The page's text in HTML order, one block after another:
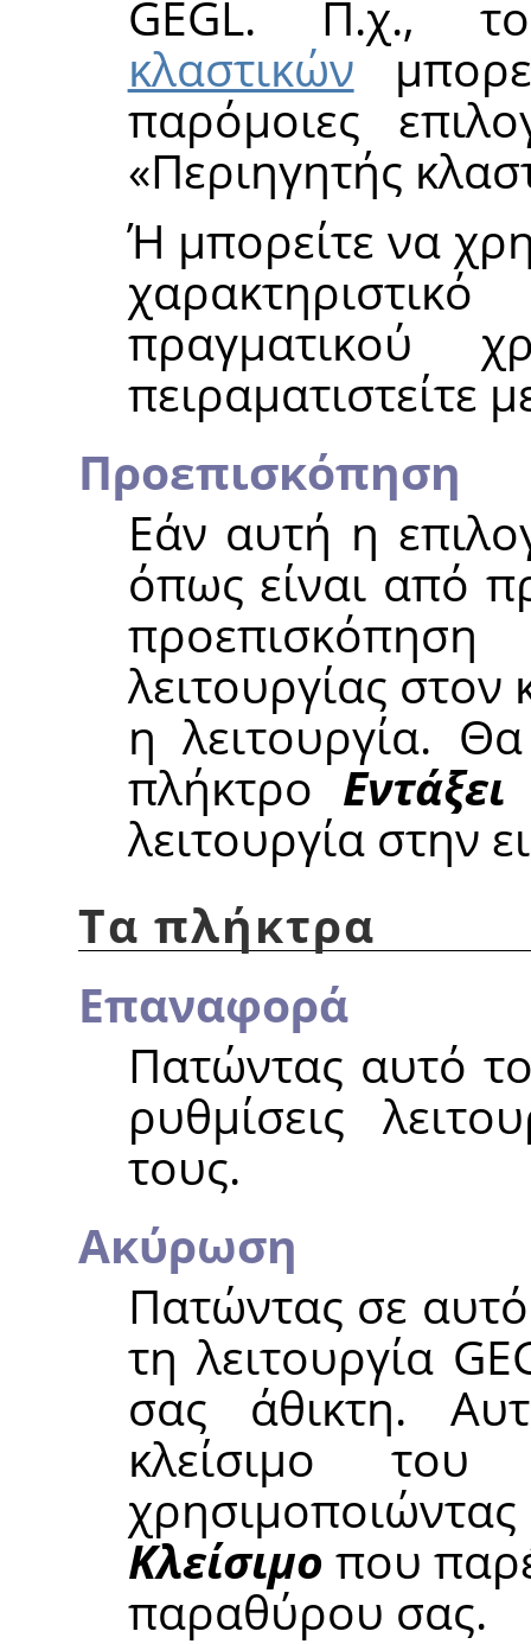
GEGL. Π.χ.,
κλαστικών
παρόμοιες
«Περιηγητής
Ή μπορείτε να
πραγματικού
πειραματιστείτε
Προεπισκόπηση
Εάν αυτή η
όπως είναι από
λειτουργίας
η λειτουργία.
πλήκτροΕντάξει
λειτουργία στην
Τα πλήκτρα
Επαναφορά
Πατώντας αυτό
ρυθμίσεις
τους.
Ακύρωση
Πατώντας σε
τη λειτουργία
σας άθικτη.
κλείσιμο του
Κλείσιμο που
παραθύρου σας.